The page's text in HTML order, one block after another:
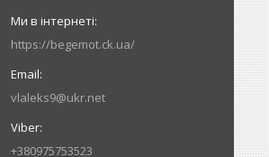
https://begemot.ck.ua/
vlaleks9@ukr.net
+380975753523